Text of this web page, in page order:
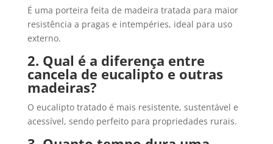
É uma porteira feita de madeira tratada para maior
resistência a pragas e intempéries, ideal para uso
externo.
2. Qual é a diferença entre
cancela de eucalipto e outras
madeiras?
O eucalipto tratado é mais resistente, sustentável e
acessível, sendo perfeito para propriedades rurais.